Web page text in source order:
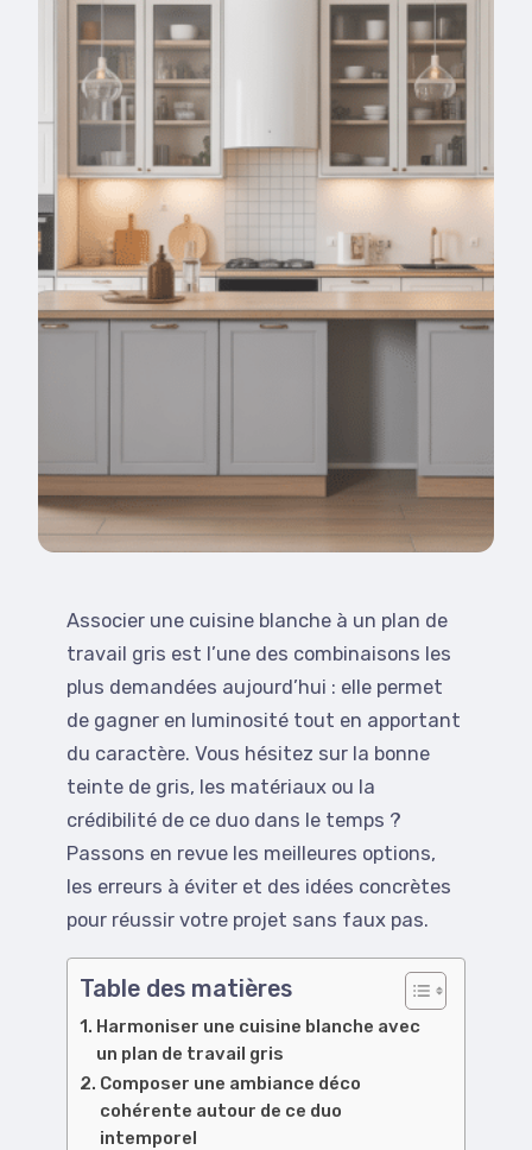
Associer une cuisine blanche à un plan de
travail gris est l’une des combinaisons les
plus demandées aujourd’hui : elle permet
de gagner en luminosité tout en apportant
du caractère. Vous hésitez sur la bonne
teinte de gris, les matériaux ou la
crédibilité de ce duo dans le temps ?
Passons en revue les meilleures options,
les erreurs à éviter et des idées concrètes
pour réussir votre projet sans faux pas.
Table des matières
Harmoniser une cuisine blanche avec
un plan de travail gris
Composer une ambiance déco
cohérente autour de ce duo
intemporel